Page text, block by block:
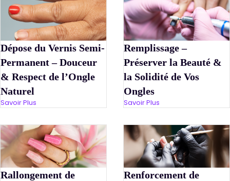
Dépose du Vernis Semi-
Permanent – Douceur
& Respect de l’Ongle
Naturel
Savoir Plus
Remplissage –
Préserver la Beauté &
la Solidité de Vos
Ongles
Savoir Plus
Rallongement de
Renforcement de